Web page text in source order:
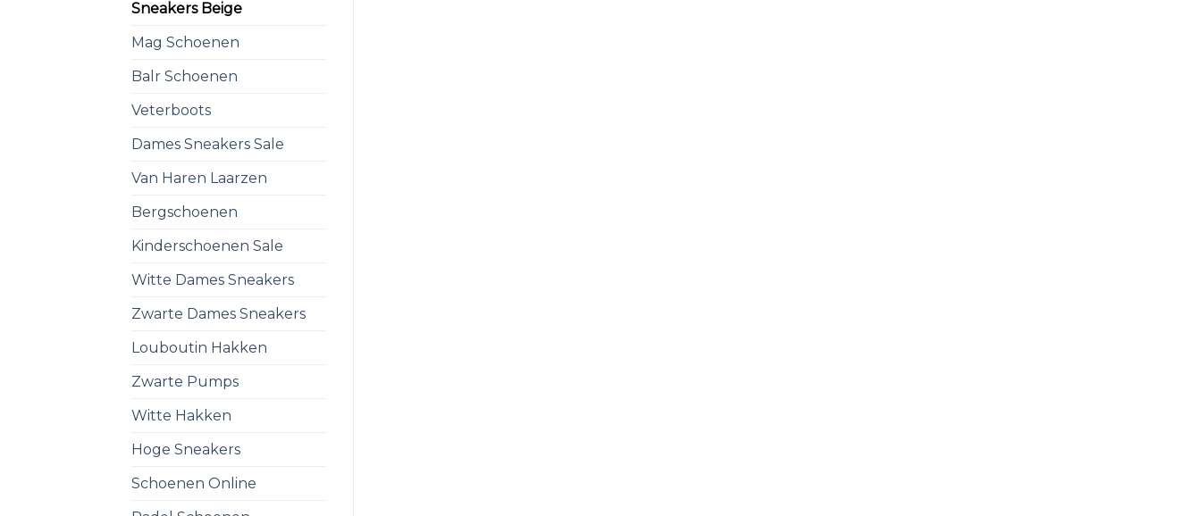
Sneakers Beige
Mag Schoenen
Balr Schoenen
Veterboots
Dames Sneakers Sale
Van Haren Laarzen
Bergschoenen
Kinderschoenen Sale
Witte Dames Sneakers
Zwarte Dames Sneakers
Louboutin Hakken
Zwarte Pumps
Witte Hakken
Hoge Sneakers
Schoenen Online